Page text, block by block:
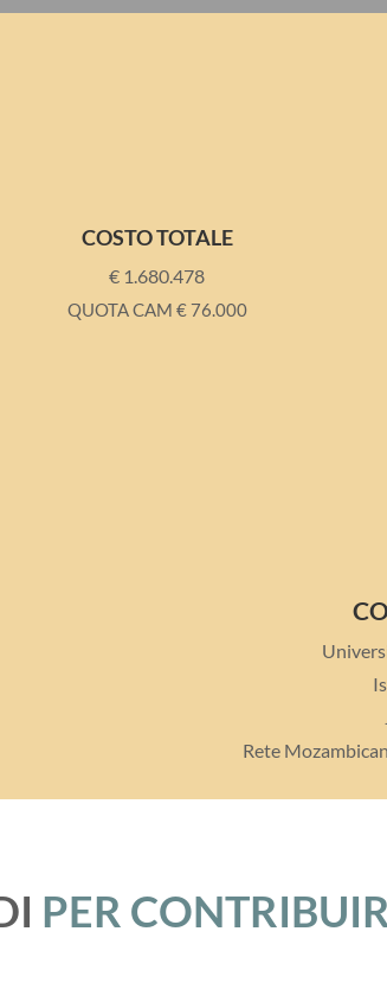
COSTO TOTALE
€ 1.680.478
QUOTA CAM €76.000
Rete
PER